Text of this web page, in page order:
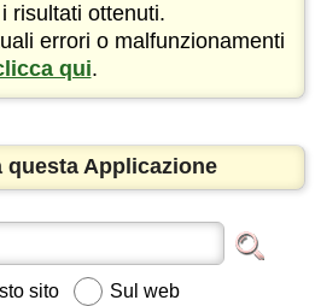
risultati ottenuti.
errori o malfunzionamenti
qui.
questa Applicazione
sito Sul web